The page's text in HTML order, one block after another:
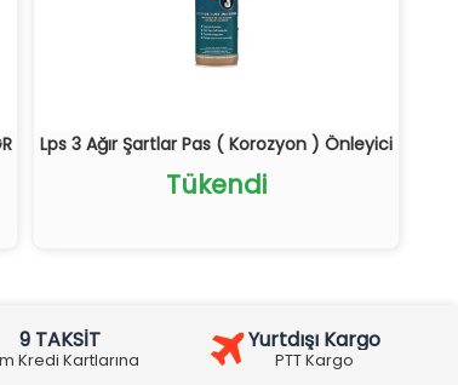
Lps 3 Ağır Şartlar Pas ( Korozyon ) Önleyici
Tükendi
9 TAKSİT
Kredi Kartlarına
Yurtdışı Kargo
PTT Kargo